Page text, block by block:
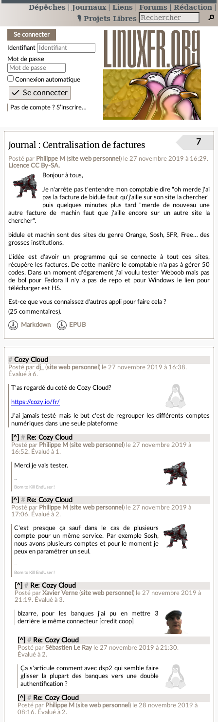
Dépêches Journaux Liens Forums
Rédaction
🎙️ Projets Libres
Se connecter
Identifiant
Mot de passe
Connexion automatique
Pas de compte ? S’inscrire…
Journal Centralisation de factures
Posté par Philippe M (site web personnel ) le 27 novembre 2019 à 16:29.
Licence CC By‑SA.
7
Bonjour à tous,
Je n'arrête pas t'entendre mon comptable dire "oh merde j'ai
pas la facture de bidule faut qu'j'aille sur son site la chercher"
puis quelques minutes plus tard "merde de nouveau une
autre facture de machin faut que j'aille encore sur un autre site la
chercher".
bidule et machin sont des sites du genre Orange, Sosh, SFR, Free… des
grosses institutions.
L'idée est d'avoir un programme qui se connecte à tout ces sites,
récupère les factures. De cette manière le comptable n'a pas à gérer 50
codes. Dans un moment d'égarement j'ai voulu tester Weboob mais pas
de bol pour Fedora il n'y a pas de repo et pour Windows le lien pour
télécharger est HS.
Est-ce que vous connaissez d'autres appli pour faire cela ?
(25 commentaires).
Markdown EPUB
# Cozy Cloud
Posté par dj_ (site web personnel ) le 27 novembre 2019 à 16:38.
Évalué à 6.
T'as regardé du coté de Cozy Cloud?
https://cozy.io/fr/
J'ai jamais testé mais le but c'est de regrouper les différents comptes
numériques dans une seule plateforme
[^] # Re: Cozy Cloud
Posté par Philippe M (site web personnel ) le 27 novembre 2019 à
16:52. Évalué à 1 .
Merci je vais tester.
Born to Kill EndUser !
[^] # Re: Cozy Cloud
Posté par Philippe M (site web personnel ) le 27 novembre 2019 à
17:06. Évalué à 2.
C'est presque ça sauf dans le cas de plusieurs
compte pour un même service. Par exemple Sosh,
nous avons plusieurs comptes et pour le moment je
peux en paramétrer un seul.
Born to Kill EndUser !
[^] # Re: Cozy Cloud
Posté par Xavier Verne(site web personnel ) le 27 novembre 2019 à
21:19.Évalué à 3.
bizarre, pour les banques j'ai pu en mettre 3
derrière le même connecteur [credit coop]
[^] # Re: Cozy Cloud
Posté parSébastien Le Ray le 27 novembre 2019 à 21:30.
Évalué à 2.
Ça s'articule comment avec dsp2 qui semble faire
glisser la plupart des banques vers une double
authentification ?
[^] # Re: Cozy Cloud
Posté par Philippe M (site web personnel ) le 28 novembre 2019 à
08:16. Évalué à 2.